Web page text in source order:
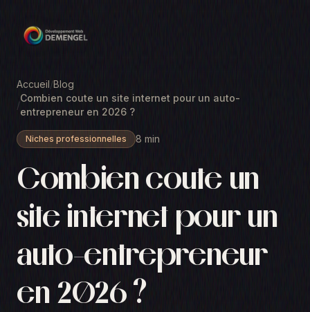
Accueil/Blog
/
Combien coute un site internet pour un auto-
entrepreneur en 2026 ?
Niches professionnelles 8 min
Combien coute un
site internet pour un
auto-entrepreneur
en 2026 ?